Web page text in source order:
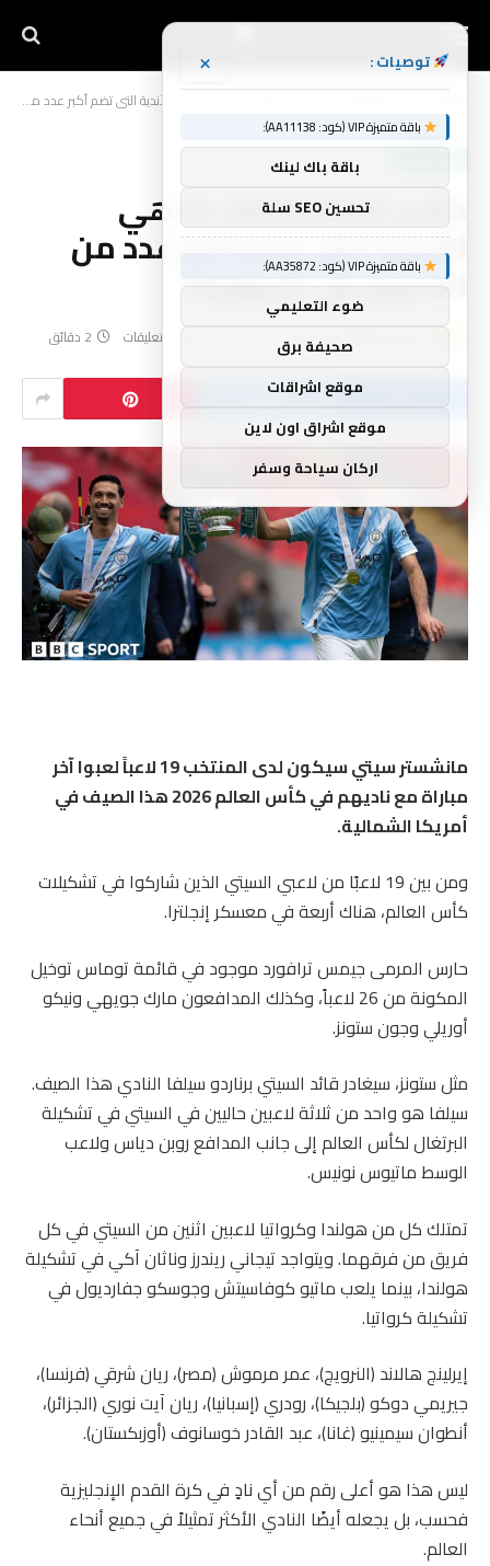
كأس العالم 2026: ما هي
الأندية التي تضم أكبر عدد من
اللاعبين في البطولة؟
يونيو 2, 2026 لا توجد تعليقات 2 دقائق
مانشستر سيتي
سيكون لدى المنتخب 19 لاعباً لعبوا آخر
مباراة مع ناديهم في كأس العالم 2026 هذا الصيف في
أمريكا الشمالية.
ومن بين 19 لاعبًا من لاعبي السيتي الذين شاركوا في تشكيلات
كأس العالم، هناك أربعة في معسكر إنجلترا.
حارس المرمى جيمس ترافورد موجود في قائمة توماس توخيل
المكونة من 26 لاعباً، وكذلك المدافعون مارك جويهي ونيكو
أوريلي وجون ستونز.
مثل ستونز، سيغادر قائد السيتي برناردو سيلفا النادي هذا الصيف.
سيلفا هو واحد من ثلاثة لاعبين حاليين في السيتي في تشكيلة
البرتغال لكأس العالم إلى جانب المدافع روبن دياس ولاعب
الوسط ماتيوس نونيس.
تمتلك كل من هولندا وكرواتيا لاعبين اثنين من السيتي في كل
فريق من فرقهما. ويتواجد تيجاني ريندرز وناثان آكي في تشكيلة
هولندا، بينما يلعب ماتيو كوفاسيتش وجوسكو جفارديول في
تشكيلة كرواتيا.
إيرلينج هالاند (النرويج)، عمر مرموش (مصر)، ريان شرقي (فرنسا)،
جيريمي دوكو (بلجيكا)، رودري (إسبانيا)، ريان آيت نوري (الجزائر)،
أنطوان سيمينيو (غانا)، عبد القادر خوسانوف (أوزبكستان).
ليس هذا هو أعلى رقم من أي نادٍ في كرة القدم الإنجليزية
فحسب، بل يجعله أيضًا النادي الأكثر تمثيلاً في جميع أنحاء
العالم.
توصيات : ×
باقة متميزة VIP (كود: AA11138):
باقة باك لينك
تحسين SEO سلة
باقة متميزة VIP (كود: AA35872):
ضوء التعليمي
صحيفة برق
موقع اشراقات
موقع اشراق اون لاين
اركان سياحة وسفر